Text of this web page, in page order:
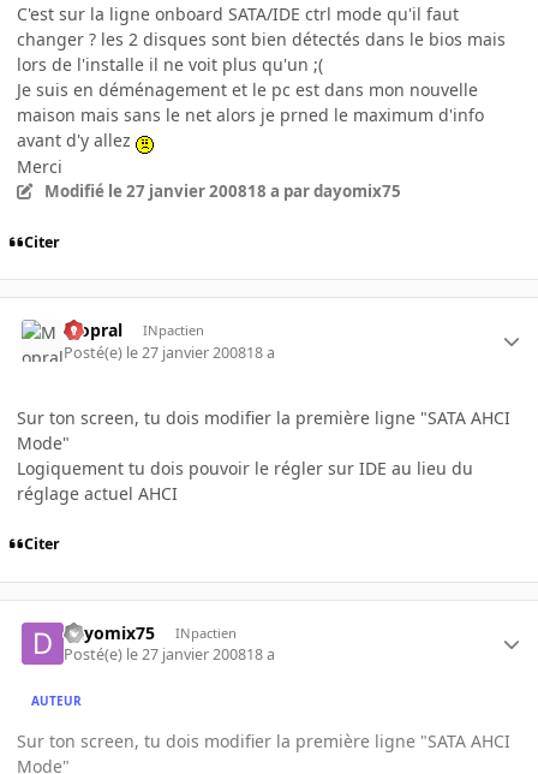
C'est sur la ligne onboard SATA/IDE ctrl mode qu'il faut
changer ? les 2 disques sont bien détectés dans le bios mais
lors de l'installe il ne voit plus qu'un ;(
Je suis en déménagement et le pc est dans mon nouvelle
maison mais sans le net alors je prned le maximum d'info
avant d'y allez
Merci
Modifié le 27 janvier 200818 a par dayomix75
Citer
Mopral INpactien
Posté(e) le 27 janvier 200818 a
Sur ton screen, tu dois modifier la première ligne "SATA AHCI
Mode"
Logiquement tu dois pouvoir le régler sur IDE au lieu du
réglage actuel AHCI
Citer
dayomix75 INpactien
Posté(e) le 27 janvier 200818 a
AUTEUR
Sur ton screen, tu dois modifier la première ligne "SATA AHCI
Mode"